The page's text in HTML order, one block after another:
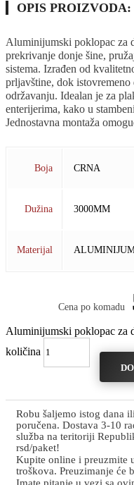
OPIS PROIZVODA:
Aluminijumski poklopac za
prekrivanje donje šine,
sistema. Izrađen od
prljavštine, dok
održavanju. Idealan je za
enterijerima, kako u
Jednostavna montaža
Boja CRNA
Dužina 3000MM
Materijal
Cena po komadu
Aluminijumski poklopac za
količina
Robu šaljemo istog dana
poručena. Dostava 3-10
služba na teritoriji
rsd/paket!
Kupite online i preuzmite
troškova. Preuzimanje će